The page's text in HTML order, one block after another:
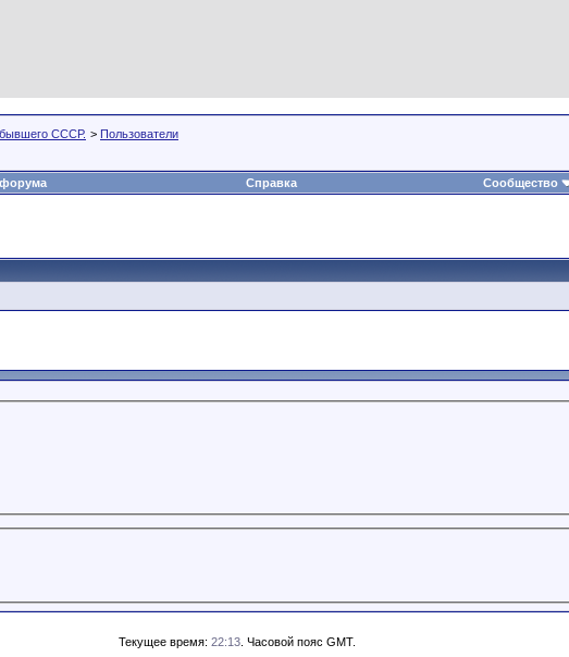
бывшего СССР. > Пользователи
Справка Сообщество
Текущее время: 22:13 . Часовой пояс GMT.